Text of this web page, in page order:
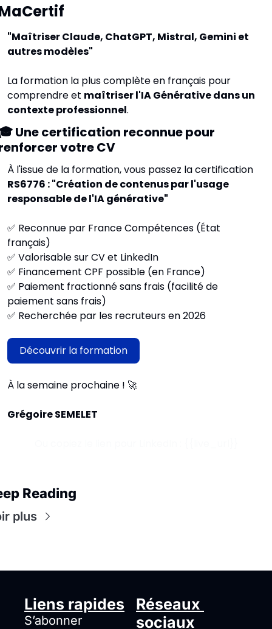
"Maîtriser Claude, ChatGPT, Mistral, Gemini et
autres modèles"
La formation la plus complète en français pour
comprendre et maîtriser l'IA Générative dans un
contexte professionnel.
Une certification reconnue pour
votre CV
RS6776 : "Création de contenus par l'usage
responsable de l'IA générative"
✅ Reconnue par France Compétences (État
français)
✅ Valorisable sur CV et LinkedIn
✅ Financement CPF possible (en France)
✅ Paiement fractionné sans frais (facilité de
paiement sans frais)
✅ Recherchée par les recruteurs en 2026
Découvrir la formation
À la semaine prochaine ! 🚀
Grégoire SEMELET
Reading
plus
Liens rapides
S’abonner
Réseaux
sociaux